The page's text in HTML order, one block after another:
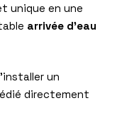
unique en une
arrivée d’eau
un
directement